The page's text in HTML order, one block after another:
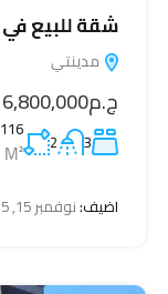
شقة للبيع
مدينتي
ج.م6,800,000
3
2
116
M²
اضيف:نوفمبر 15, 2025